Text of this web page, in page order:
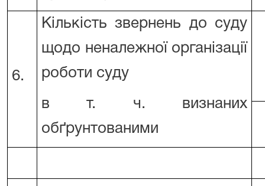
6.
Кількість звернень до суду
щодо неналежної організації
роботи суду
в т. ч. визнаних
обґрунтованими